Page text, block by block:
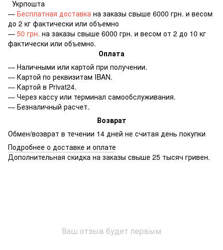
Укрпошта
— Бесплатная доставка на заказы свыше 6000 грн. и весом
до 2 кг фактически или объемно
— 50 грн. на заказы свыше 6000 грн. и весом от 2 до 10 кг
фактически или объемно.
Оплата
— Наличными или картой при получении.
— Картой по реквизитам IBAN.
— Картой в Privat24.
— Через кассу или терминал самообслуживания.
— Безналичный расчет.
Возврат
Обмен/возврат в течении 14 дней не считая день покупки
Подробнее о доставке и оплате
Дополнительная скидка на заказы свыше 25 тысяч гривен.
Ваш отзыв будет первым